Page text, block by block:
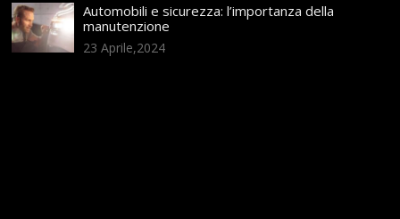
Automobili e sicurezza: l’importanza della
manutenzione
23 Aprile,2024